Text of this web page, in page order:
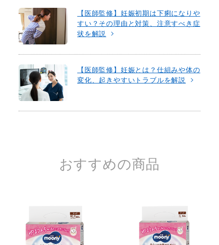
【医師監修】妊娠初期は下痢になりや
すい？その理由と対策、注意すべき症
状を解説
【医師監修】妊娠とは？仕組みや体の
変化、起きやすいトラブルを解説
おすすめの商品